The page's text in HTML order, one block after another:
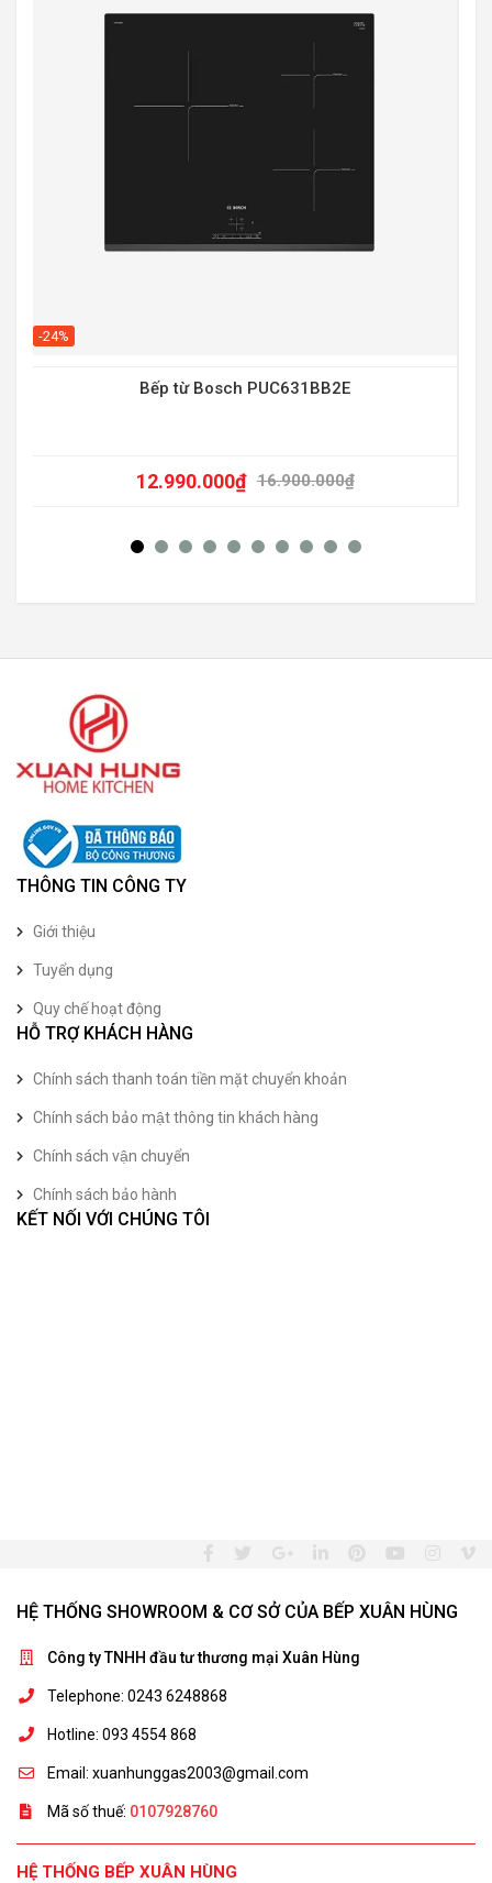
-24%
Bếp từ Bosch PUC631BB2E
16.900.000₫
12.990.000₫
THÔNG TIN CÔNG TY
Giới thiệu
Tuyển dụng
Quy chế hoạt động
HỖ TRỢ KHÁCH HÀNG
Chính sách thanh toán tiền mặt chuyển khoản
Chính sách bảo mật thông tin khách hàng
Chính sách vận chuyển
Chính sách bảo hành
KẾT NỐI VỚI CHÚNG TÔI
HỆ THỐNG SHOWROOM & CƠ SỞ CỦA BẾP XUÂN HÙNG
Công ty TNHH đầu tư thương mại Xuân Hùng
Telephone: 0243 6248868
Hotline: 093 4554 868
Email: xuanhunggas2003@gmail.com
Mã số thuế: 0107928760
HỆ THỐNG BẾP XUÂN HÙNG